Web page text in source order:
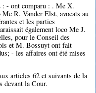
: - ont comparu : . Me X.
R. Vander Elst, avocats au
et les parties
également loco Me J.
pour le Conseil des
et M. Bossuyt ont fait
- les affaires ont été mises
articles 62 et suivants de la
devant la Cour.